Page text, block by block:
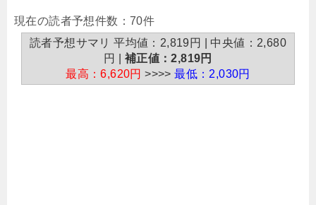
現在の読者予想件数：70件
読者予想サマリ 平均値：2,819円 | 中央値：2,680
円 | 補正値：2,819円
最高：6,620円 >>>>最低：2,030円